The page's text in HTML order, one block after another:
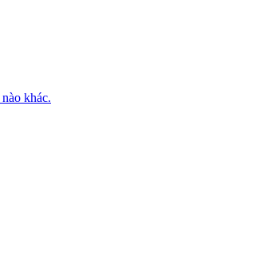
khác.